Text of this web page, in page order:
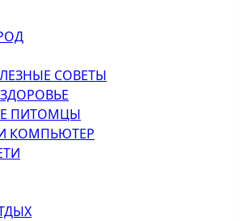
СОВЕТЫ
ПИТОМЦЫ
КОМПЬЮТЕР